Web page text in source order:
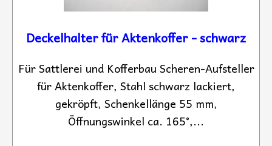
Deckelhalter für Aktenkoffer - schwarz
Für Sattlerei und Kofferbau Scheren-Aufsteller
für Aktenkoffer, Stahl schwarz lackiert,
gekröpft, Schenkellänge 55 mm,
Öffnungswinkel ca. 165°,...